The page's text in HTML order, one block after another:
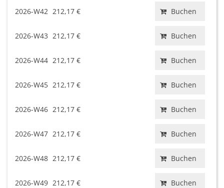
2026-W42 212,17 € Buchen
2026-W43 212,17 € Buchen
2026-W44 212,17 € Buchen
2026-W45 212,17 € Buchen
2026-W46 212,17 € Buchen
2026-W47 212,17 € Buchen
2026-W48 212,17 € Buchen
2026-W49 212,17 € Buchen